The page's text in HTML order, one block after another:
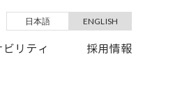
あげます。
日本語 ENGLISH
リティ 採用情報